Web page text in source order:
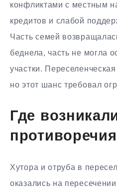
конфликтами с местным
кредитов и слабой
Часть семей
беднела, часть не могла
участки.
но этот шанс требовал
Где
противоречия
Хутора и отруба в
оказались на